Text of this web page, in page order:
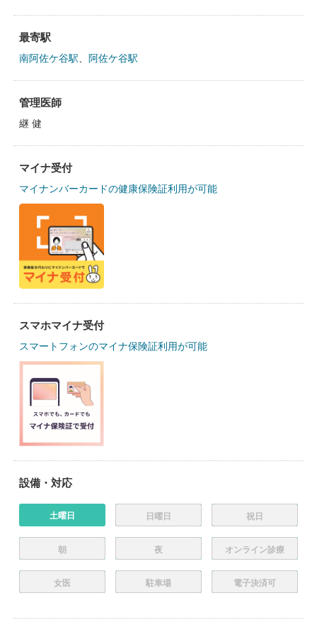
最寄駅
南阿佐ケ谷駅 阿佐ケ谷駅
管理医師
継 健
マイナ受付
マイナンバーカードの健康保険証利用が可能
スマホマイナ受付
スマートフォンのマイナ保険証利用が可能
設備・対応
土曜日 日曜日 祝日
朝 夜 オンライン診療
女医 駐車場 電子決済可